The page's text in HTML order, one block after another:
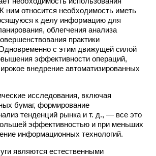
ним относится необходимость иметь
к делу информацию для
облегчения анализа
практики
с этим движущей силой
эффективности операций,
внедрение автоматизированных
исследования, включая
бумаг, формирование
тенденций рынка и т. д., — все это
эффективностью и при меньших
информационных технологий.
являются естественными